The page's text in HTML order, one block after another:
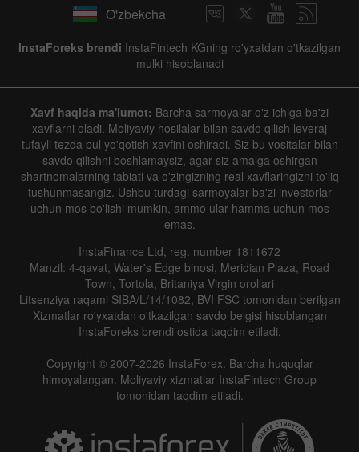
O'zbekcha
InstaForeks brendi InstaFintech KGning ro'yxatdan o'tkazilgan
mulki hisoblanadi
Xavf haqida ma'lumot: Barcha sarmoyalar o'z ichiga ba'zi
xavflarni oladi. Moliyaviy hosilalar bilan savdo qilish leveraj
tufayli tezda pul yo'qotish xavfini oshiradi. Siz bu vositalar bilan
savdo qilishni boshlamaysiz, agar siz amalga oshirgan
shartnomalarning tabiati va o'zingizning real xavflaringizni to'liq
tushunmasangiz. Ushbu turdagi sarmoyalar ba'zi investorlar
uchun mos bo'lishi mumkin, ammo ular hamma uchun mos
emas.
InstaFinance Ltd, reg. number 1811672
Manzil: 4-qavat, Water's Edge binosi, Meridian Plaza, Road
Town, Tortola, Britaniya Virgin orollari
Litsenziya raqami SIBA/L/14/1082, BVI FSC tomonidan berilgan
Xizmatlar ro'yxatdan o'tkazilgan savdo belgisi hisoblangan
InstaForeks brendi ostida taqdim etiladi.
Copyright © 2007-2026 InstaForex. Barcha huquqlar
himoyalangan. Moliyaviy xizmatlar InstaFintech Group
tomonidan taqdim etiladi.